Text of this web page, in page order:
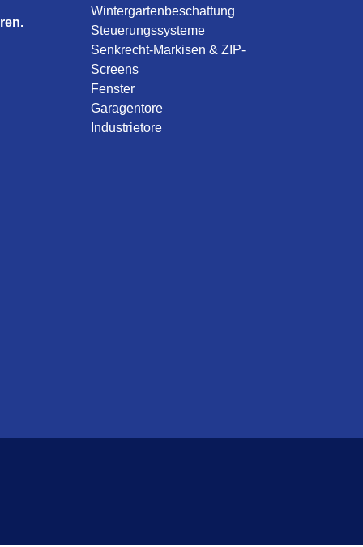
Wintergartenbeschattung
Steuerungssysteme
Senkrecht-Markisen & ZIP-
Screens
Fenster
Garagentore
Industrietore